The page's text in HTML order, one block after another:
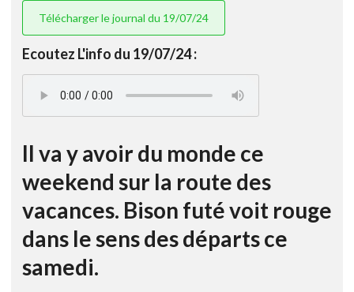
Télécharger le journal du 19/07/24
Ecoutez L'info du 19/07/24 :
Il va y avoir du monde ce
weekend sur la route des
vacances. Bison futé voit rouge
dans le sens des départs ce
samedi.